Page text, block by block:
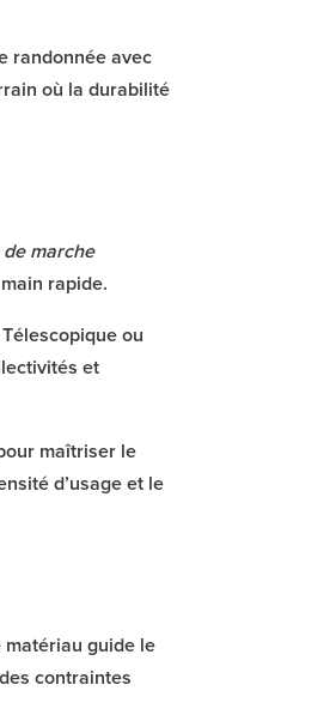
randonnée avec
où la durabilité
de marche
rapide.
ou
et
maîtriser le
d’usage et le
matériau guide le
contraintes